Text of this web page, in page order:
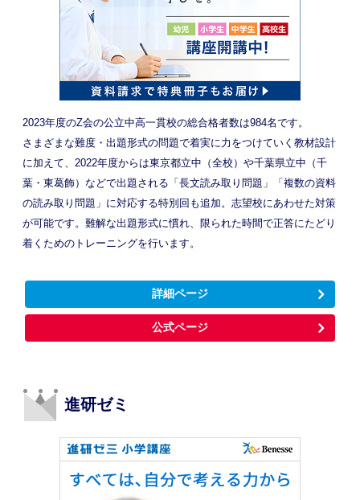
2023年度のZ会の公立中高一貫校の総合格者数は984名です。
さまざまな難度・出題形式の問題で着実に力をつけていく教材設計
に加えて、2022年度からは東京都立中（全校）や千葉県立中（千
葉・東葛飾）などで出題される「長文読み取り問題」「複数の資料
の読み取り問題」に対応する特別回も追加。志望校にあわせた対策
が可能です。難解な出題形式に慣れ、限られた時間で正答にたどり
着くためのトレーニングを行います。
詳細ページ
公式ページ
進研ゼミ